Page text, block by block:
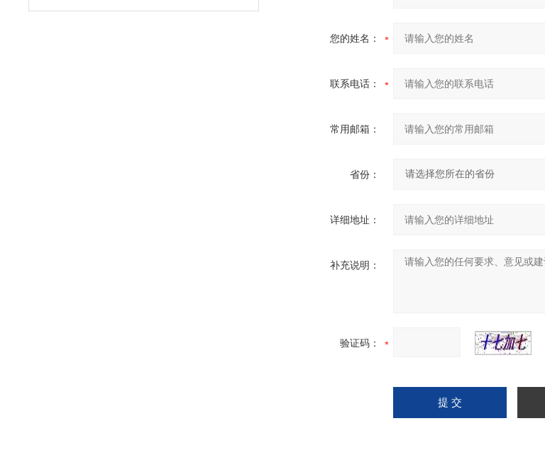
您的姓名：
联系电话：
常用邮箱：
省份：
详细地址：
补充说明：
验证码：